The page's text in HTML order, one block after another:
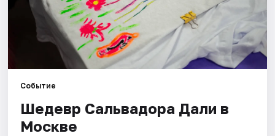
Спорт
События
Города
Площадки
Событие
Шедевр Сальвадора Дали в
Москве